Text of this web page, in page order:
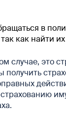
в
как найти
случае, это